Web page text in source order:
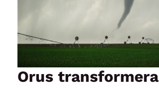
Orus transformera